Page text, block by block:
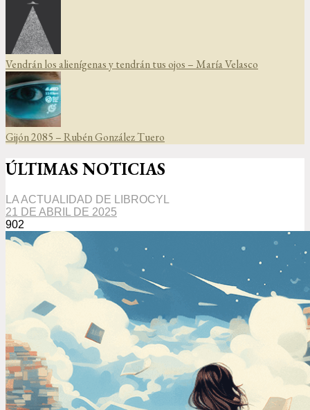
Vendrán los alienígenas y tendrán tus ojos – María Velasco
Gijón 2085 – Rubén González Tuero
ÚLTIMAS NOTICIAS
LA ACTUALIDAD DE LIBROCYL
21 DE ABRIL DE 2025
902